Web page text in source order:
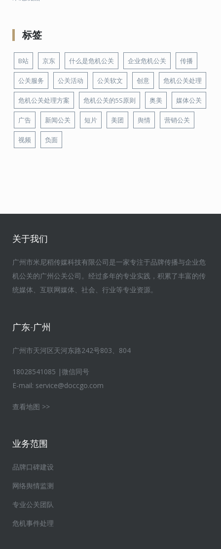
标签
B站 京东 什么是危机公关 企业危机公关 传播
公关服务 公关活动 公关软文 创意 危机公关处理
危机公关处理方案 危机公关的5S原则 奥美 媒体公关
广告 新闻公关 短片 美团 舆情 营销公关
视频 负面
关于我们
广州市米尼稻传媒科技有限公司是一家专注于品牌传播与企业危
机公关的广州公关公司。经过多年的专业实践，积累了丰富的传
统媒体、互联网媒体、社会、行业等专业资源。
广东-广州
广州市天河区天河东路242号803、804
18028541085 |微信同号
E-mail: service@doccgo.com
查看地图 >>
业务范围
品牌口碑建设
网络舆情监测
专业公关团队
危机事件处理